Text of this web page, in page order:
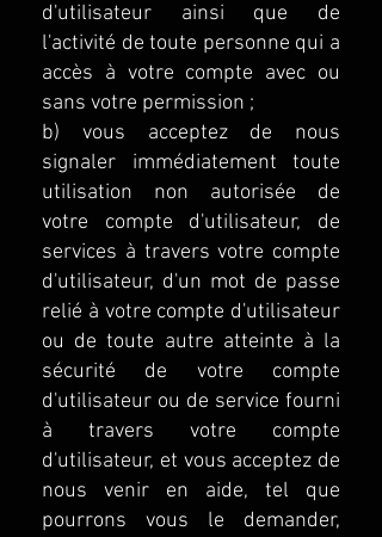
d'utilisateur ainsi que de
l'activité de toute personne qui a
accès à votre compte avec ou
sans votre permission ;
b) vous acceptez de nous
signaler immédiatement toute
utilisation non autorisée de
votre compte d'utilisateur, de
services à travers votre compte
d'utilisateur, d'un mot de passe
relié à votre compte d'utilisateur
ou de toute autre atteinte à la
sécurité de votre compte
d'utilisateur ou de service fourni
à travers votre compte
d'utilisateur, et vous acceptez de
nous venir en aide, tel que
pourrons vous le demander,